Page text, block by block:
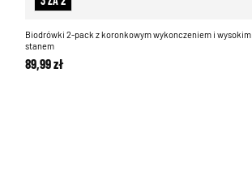
Biodrówki 2-pack z koronkowym wykonczeniem i wysokim
stanem
89,99 zł